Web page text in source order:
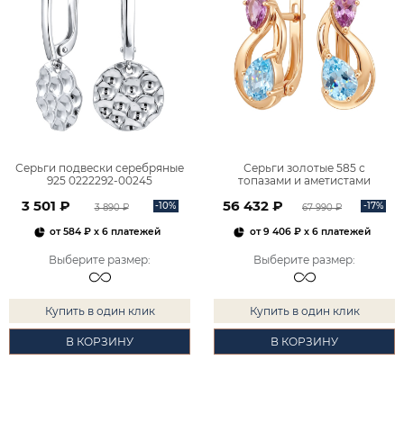
Серьги подвески серебряные
925 0222292-00245
3 501 ₽ 3 890 ₽ -10%
от584 ₽ x 6 платежей
Выберите размер:
Купить в один клик
В КОРЗИНУ
Серьги золотые 585 с
топазами и аметистами
56 432 ₽ 67 990 ₽ -17%
от9 406 ₽x 6 платежей
Выберите размер:
Купить в один клик
В КОРЗИНУ